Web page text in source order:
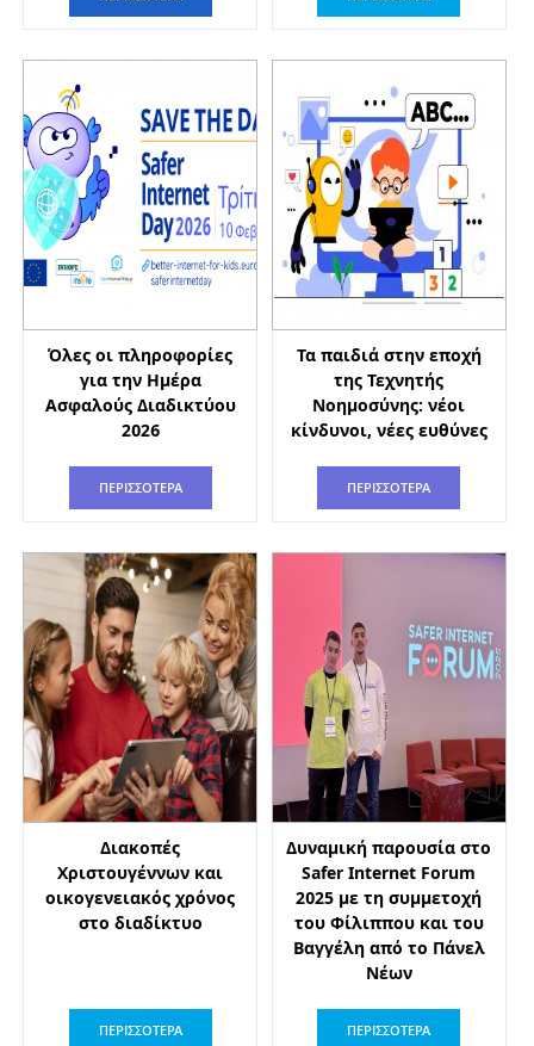
Όλες οι πληροφορίες
για την Ημέρα
Ασφαλούς Διαδικτύου
2026
ΠΕΡΙΣΣΟΤΕΡΑ
Τα παιδιά στην εποχή
της Τεχνητής
Νοημοσύνης: νέοι
κίνδυνοι, νέες ευθύνες
ΠΕΡΙΣΣΟΤΕΡΑ
Διακοπές
Χριστουγέννων και
οικογενειακός χρόνος
στο διαδίκτυο
ΠΕΡΙΣΣΟΤΕΡΑ
Δυναμική παρουσία στο
Safer Internet Forum
2025 με τη συμμετοχή
του Φίλιππου και του
Βαγγέλη από το Πάνελ
Νέων
ΠΕΡΙΣΣΟΤΕΡΑ